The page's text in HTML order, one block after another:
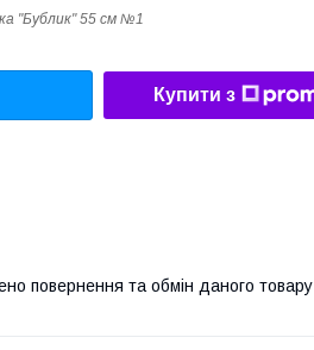
"Бублик" 55 см №1
Купити з
повернення та обмін даного товару